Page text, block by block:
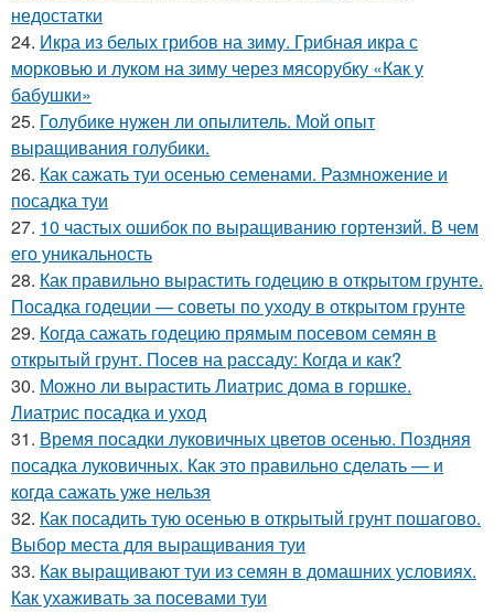
недостатки
24. Икра из белых грибов на зиму. Грибная икра с
морковью и луком на зиму через мясорубку «Как у
бабушки»
25. Голубике нужен ли опылитель. Мой опыт
выращивания голубики.
26. Как сажать туи осенью семенами. Размножение и
посадка туи
27. 10 частых ошибок по выращиванию гортензий. В чем
его уникальность
28. Как правильно вырастить годецию в открытом грунте.
Посадка годеции — советы по уходу в открытом грунте
29. Когда сажать годецию прямым посевом семян в
открытый грунт. Посев на рассаду: Когда и как?
30. Можно ли вырастить Лиатрис дома в горшке.
Лиатрис посадка и уход
31. Время посадки луковичных цветов осенью. Поздняя
посадка луковичных. Как это правильно сделать — и
когда сажать уже нельзя
32. Как посадить тую осенью в открытый грунт пошагово.
Выбор места для выращивания туи
33. Как выращивают туи из семян в домашних условиях.
Как ухаживать за посевами туи